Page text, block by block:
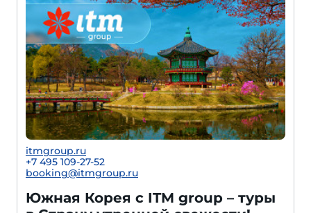
itmgroup.ru
+7 495 109-27-52
booking@itmgroup.ru
Южная Корея с ITM group – туры